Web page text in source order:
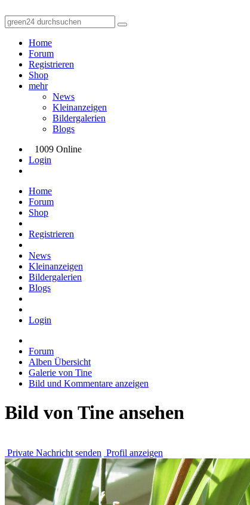
Home
Forum
Registrieren
Shop
mehr
News
Kleinanzeigen
Bildergalerien
Blogs
1009 Online
Login
Home
Forum
Shop
Registrieren
News
Kleinanzeigen
Bildergalerien
Blogs
Login
Forum
Alben Übersicht
Galerie von Tine
Bild und Kommentare anzeigen
Bild von Tine ansehen
Private Nachricht senden Profil anzeigen